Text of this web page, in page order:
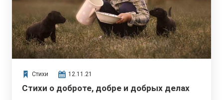
Стихи 12.11.21
Стихи о доброте, добре и добрых делах